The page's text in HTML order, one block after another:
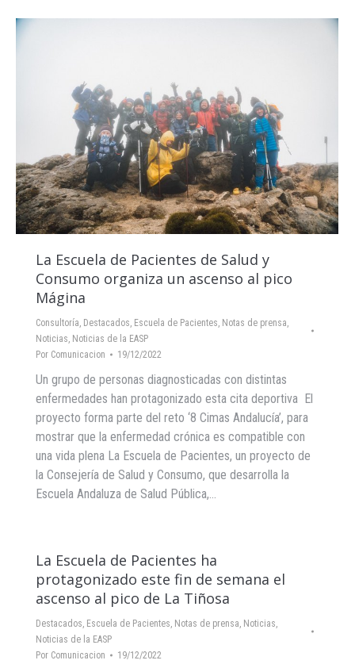
La Escuela de Pacientes de Salud y
Consumo organiza un ascenso al pico
Mágina
Consultoría Destacados Escuela de Pacientes Notas de prensa
Noticias Noticias de la EASP
Por Comunicacion 19/12/2022
Un grupo de personas diagnosticadas con distintas
enfermedades han protagonizado esta cita deportiva El
proyecto forma parte del reto ‘8 Cimas Andalucía’, para
mostrar que la enfermedad crónica es compatible con
una vida plena La Escuela de Pacientes, un proyecto de
la Consejería de Salud y Consumo, que desarrolla la
Escuela Andaluza de Salud Pública,…
La Escuela de Pacientes ha
protagonizado este fin de semana el
ascenso al pico de La Tiñosa
Destacados, Escuela de Pacientes, Notas de prensa, Noticias,
Noticias de la EASP
Por Comunicacion 19/12/2022